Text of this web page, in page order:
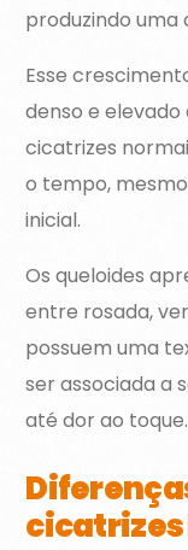
produzindo uma
Esse
denso e
cicatrizes
o tempo,
inicial.
Os queloides
entre rosada,
possuem uma
ser associada a
até dor ao toque.